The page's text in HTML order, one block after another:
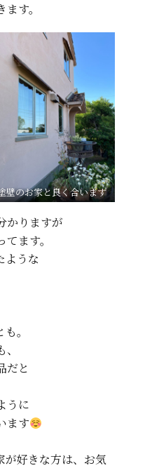
す。
壁のお家と良く合います
かりますが
ます。
ような
。
だと
うに
ます
が好きな方は、お気